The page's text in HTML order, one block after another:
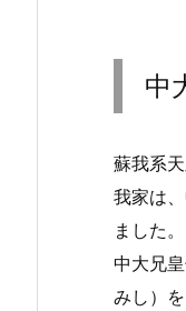
中
蘇我系
我家は
ました。
中大兄
みし）